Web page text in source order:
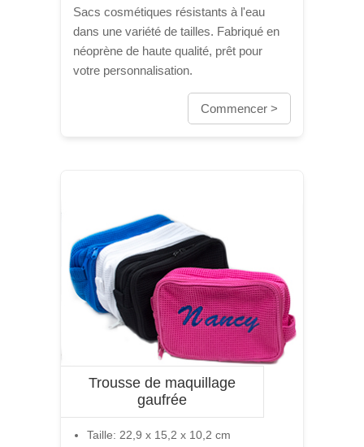
Sacs cosmétiques résistants à l'eau
dans une variété de tailles. Fabriqué en
néoprène de haute qualité, prêt pour
votre personnalisation.
Commencer >
Trousse de maquillage
gaufrée
Taille: 22,9 x 15,2 x 10,2 cm